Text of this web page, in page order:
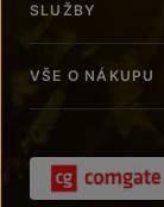
SLUŽBY
VŠE O NÁKUPU